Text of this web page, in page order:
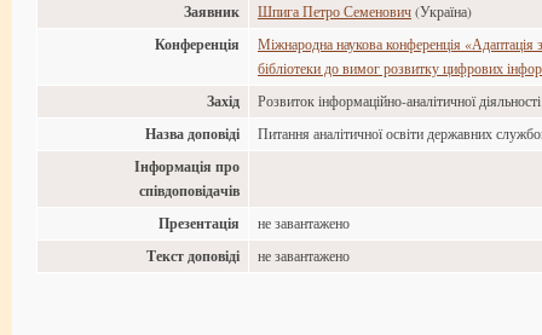
Заявник Шпига Петро Семенович (Україна)
Конференція
Міжнародна наукова конференція «Адаптація
бібліотеки до вимог розвитку цифрових
Захід Розвиток інформаційно-аналітичної
Назва доповіді Питання аналітичної освіти державних
Інформація про
співдоповідачів
Презентація
не завантажено
Текст доповіді не завантажено